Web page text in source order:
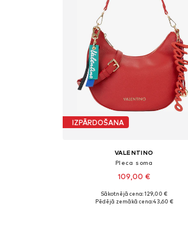
IZPĀRDOŠANA
VALENTINO
Pleca soma
109,00 €
Pieejamie izmēri: One Size
Sākotnējā cena: 129,00 €
Pēdējā zemākā cena:43,60 €